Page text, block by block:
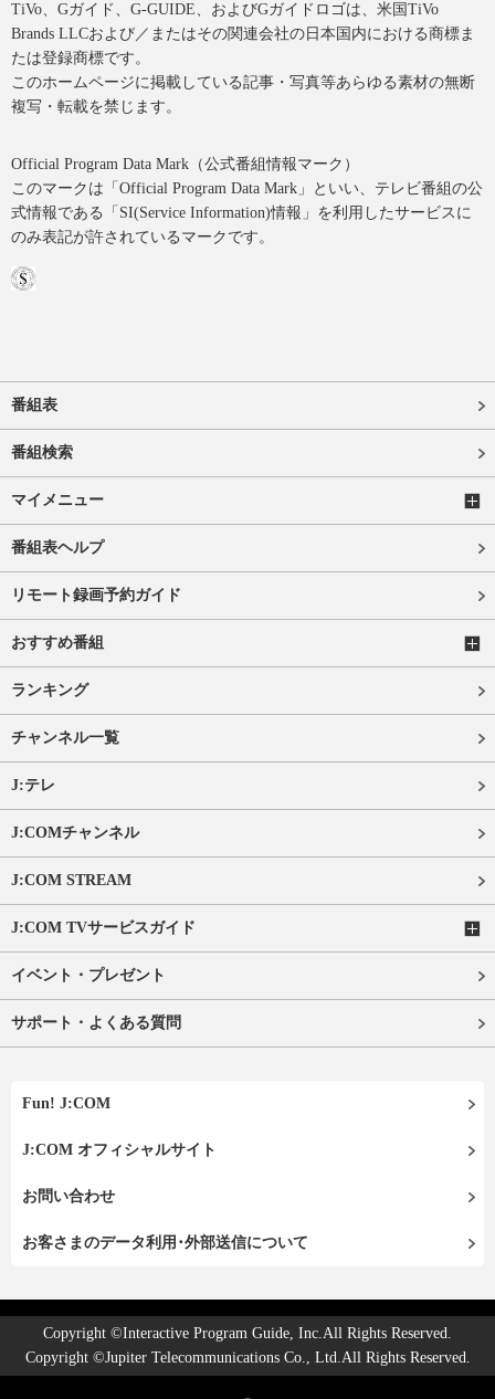
TiVo、Gガイド、G-GUIDE、およびGガイドロゴは、米国TiVo
Brands LLCおよび／またはその関連会社の日本国内における商標ま
たは登録商標です。
このホームページに掲載している記事・写真等あらゆる素材の無断
複写・転載を禁じます。
Official Program Data Mark（公式番組情報マーク）
このマークは「Official Program Data Mark」といい、テレビ番組の公
式情報である「SI(Service Information)情報」を利用したサービスに
のみ表記が許されているマークです。
番組表
番組検索
マイメニュー
番組表ヘルプ
リモート録画予約ガイド
おすすめ番組
ランキング
チャンネル一覧
J:テレ
J:COMチャンネル
J:COM STREAM
J:COM TVサービスガイド
イベント・プレゼント
サポート・よくある質問
Fun! J:COM
J:COM オフィシャルサイト
お問い合わせ
お客さまのデータ利用･外部送信について
Copyright ©Interactive Program Guide, Inc.All Rights Reserved.
Copyright ©Jupiter Telecommunications Co., Ltd.All Rights Reserved.